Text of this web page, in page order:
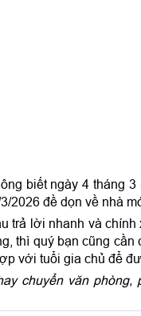
biết ngày 4 tháng
2026 đề dọn về nhà
trả lời nhanh và chính
thì quý bạn cũng
với tuổi gia chủ để
chuyển văn phòng,